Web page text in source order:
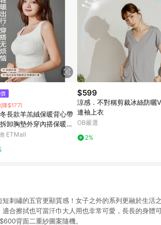
(降$177)
長款羊羔絨保暖背心帶
卸胸墊外穿內搭保暖內
ETMall
$599
涼感．不對稱剪裁冰絲防曬
連袖上衣
OB嚴選
2%
刺繡的五官更顯質感！女子之外的系列更融於生活
合擦拭也可當汗巾大人用也非常可愛，長長的身體
背面二重紗圖案隨機。